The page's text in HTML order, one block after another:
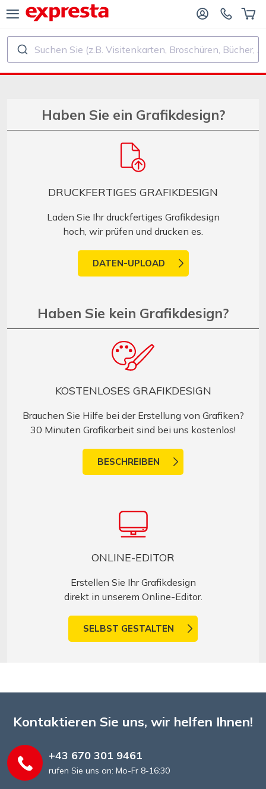
Stempel herstellen
PRODUKTE
VERLAGE UND AUTOREN
Suchen Sie (z.B. Visitenkarten, Broschüren, Bücher, ...)
Haben Sie ein Grafikdesign?
DRUCKFERTIGES GRAFIKDESIGN
Laden Sie Ihr druckfertiges Grafikdesign
hoch, wir prüfen und drucken es.
DATEN-UPLOAD
Haben Sie kein Grafikdesign?
KOSTENLOSES GRAFIKDESIGN
Brauchen Sie Hilfe bei der Erstellung von Grafiken?
30 Minuten Grafikarbeit sind bei uns kostenlos!
BESCHREIBEN
ONLINE-EDITOR
Erstellen Sie Ihr Grafikdesign
direkt in unserem Online-Editor.
SELBST GESTALTEN
Kontaktieren Sie uns, wir helfen Ihnen!
+43 670 301 9461
rufen Sie uns an: Mo-Fr 8-16:30